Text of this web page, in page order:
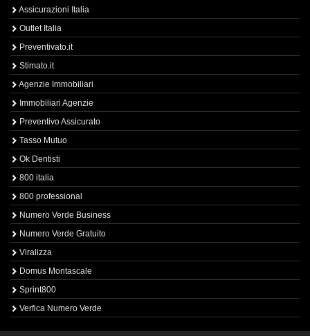
Assicurazioni Italia
Outlet Italia
Preventivato.it
Stimato.it
Agenzie Immobiliari
Immobiliari Agenzie
Preventivo Assicurato
Tasso Mutuo
Ok Dentisti
800 italia
800 professional
Numero Verde Business
Numero Verde Gratuito
Viralizza
Domus Montascale
Sprint800
Verfica Numero Verde